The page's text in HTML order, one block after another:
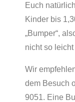
Euch
Kinder bis
„Bumper“,
nicht so
Wir
dem Besuch
9051. Eine